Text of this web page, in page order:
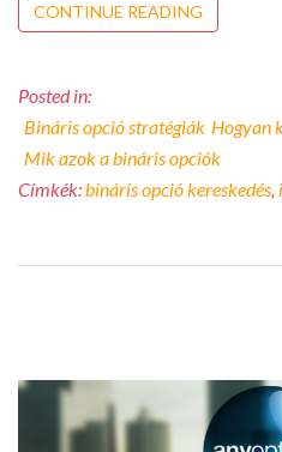
CONTINUE READING
Posted in:
Bináris opció stratégiák Hogyan
Mik azok a bináris opciók
Címkék:bináris opció kereskedés,